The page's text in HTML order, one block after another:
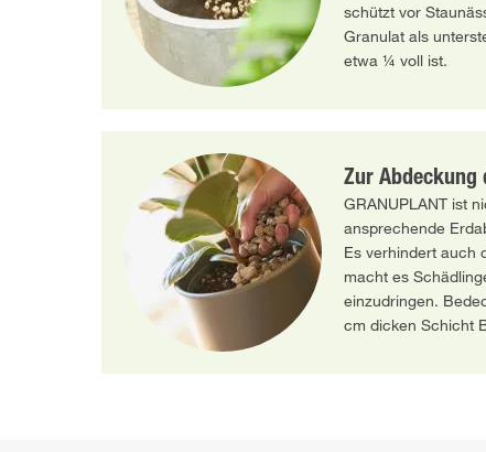
schützt vor
Granulat als
etwa ¼ voll ist.
Zur Abdeckung
GRANUPLANT ist
ansprechende
Es verhindert auch
macht es
einzudringen.
cm dicken Schicht